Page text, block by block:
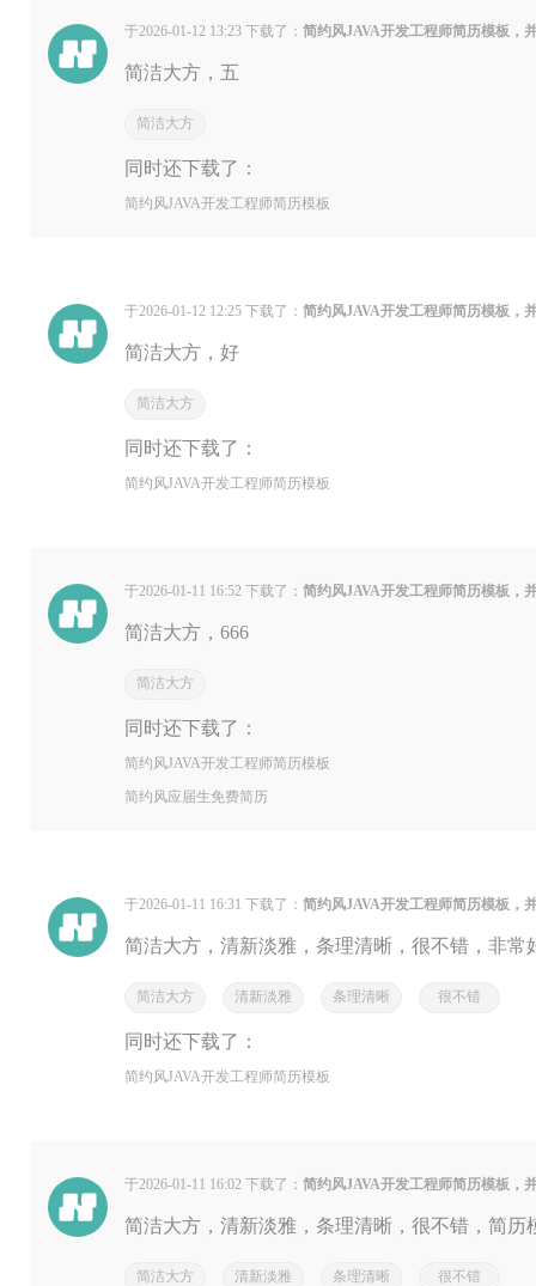
于2026-01-12 13:23 下载了：简约风JAVA开发工程师简历模板，
简洁大方，五
简洁大方
同时还下载了：
简约风JAVA开发工程师简历模板
于2026-01-12 12:25 下载了：简约风JAVA开发工程师简历模板，
简洁大方，好
简洁大方
同时还下载了：
简约风JAVA开发工程师简历模板
于2026-01-11 16:52 下载了：简约风JAVA开发工程师简历模板，
简洁大方，666
简洁大方
同时还下载了：
简约风JAVA开发工程师简历模板
简约风应届生免费简历
于2026-01-11 16:31 下载了：简约风JAVA开发工程师简历模板，
简洁大方，清新淡雅，条理清晰，很不错，非常
简洁大方 清新淡雅 条理清晰 很不错
同时还下载了：
简约风JAVA开发工程师简历模板
于2026-01-11 16:02 下载了：简约风JAVA开发工程师简历模板，
简洁大方，清新淡雅，条理清晰，很不错，简
简洁大方 清新淡雅 条理清晰 很不错